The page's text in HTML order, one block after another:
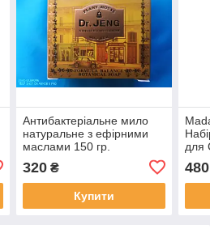
Антибактеріальне мило
натуральне з ефірними
маслами 150 гр.
320₴
Купити
для
480